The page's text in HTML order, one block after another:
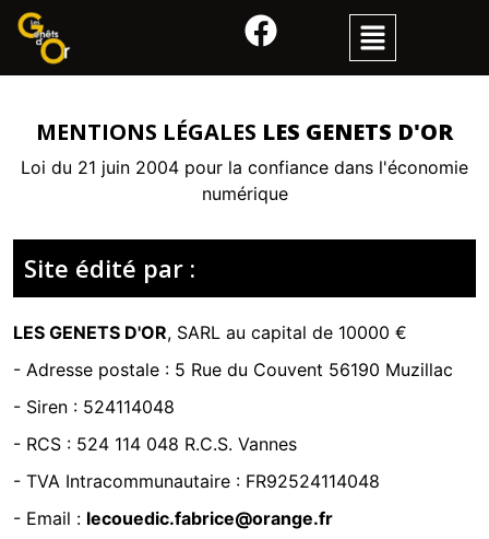
MENTIONS LÉGALES LES GENETS D'OR
Loi du 21 juin 2004 pour la confiance dans l'économie
numérique
Site édité par :
LES GENETS D'OR, SARL au capital de 10000 €
- Adresse postale : 5 Rue du Couvent 56190 Muzillac
- Siren : 524114048
- RCS : 524 114 048 R.C.S. Vannes
- TVA Intracommunautaire : FR92524114048
- Email : lecouedic.fabrice@orange.fr